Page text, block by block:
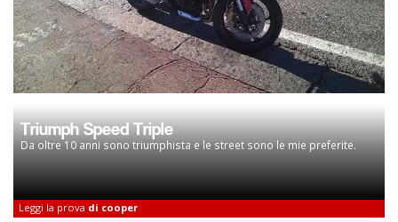
Triumph Speed Triple
Da oltre 10 anni sono triumphista e le street sono le mie preferite.
Leggi la prova di cooper